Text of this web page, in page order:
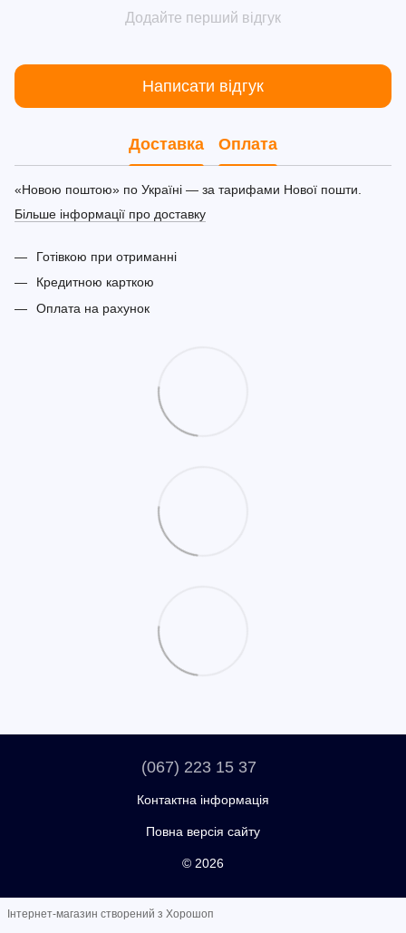
Додайте перший відгук
Написати відгук
Доставка Оплата
«Новою поштою» по Україні — за тарифами Нової пошти.
Більше інформації про доставку
Готівкою при отриманні
Кредитною карткою
Оплата на рахунок
(067) 223 15 37
Контактна інформація
Повна версія сайту
© 2026
Інтернет-магазин створений з Хорошоп